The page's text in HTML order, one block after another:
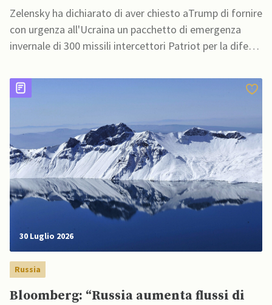
Patriot per possibile collasso rete
energetica
Zelensky ha dichiarato di aver chiesto aTrump di fornire
con urgenza all'Ucraina un pacchetto di emergenza
invernale di 300 missili intercettori Patriot per la difesa
30 Luglio 2026
Russia
Bloomberg: “Russia aumenta flussi di